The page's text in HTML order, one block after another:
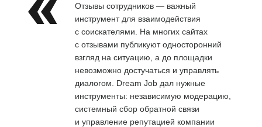
Отзывы сотрудников — важный
инструмент для взаимодействия
с соискателями. На многих сайтах
с отзывами публикуют односторонний
взгляд на ситуацию, а до площадки
невозможно достучаться и управлять
диалогом. Dream Job дал нужные
инструменты: независимую модерацию,
системный сбор обратной связи
и управление репутацией компании